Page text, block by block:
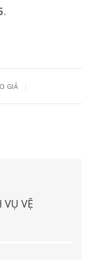
.
GIÁ
VỤ VỆ